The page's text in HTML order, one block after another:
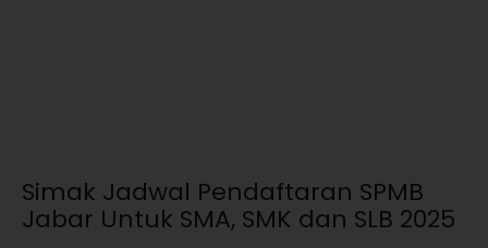
Simak Jadwal Pendaftaran SPMB
Jabar Untuk SMA, SMK dan SLB 2025